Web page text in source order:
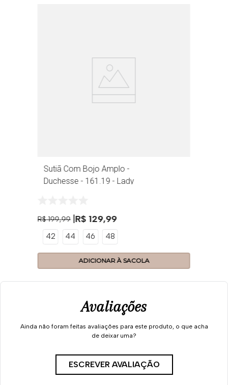
Sutiã Com Bojo Amplo -
Duchesse - 161.19 - Lady
R$ 199,99 R$ 129,99
42 44 46 48
ADICIONAR À SACOLA
Avaliações
Ainda não foram feitas avaliações para este produto, o que acha
de deixar uma?
ESCREVER AVALIAÇÃO